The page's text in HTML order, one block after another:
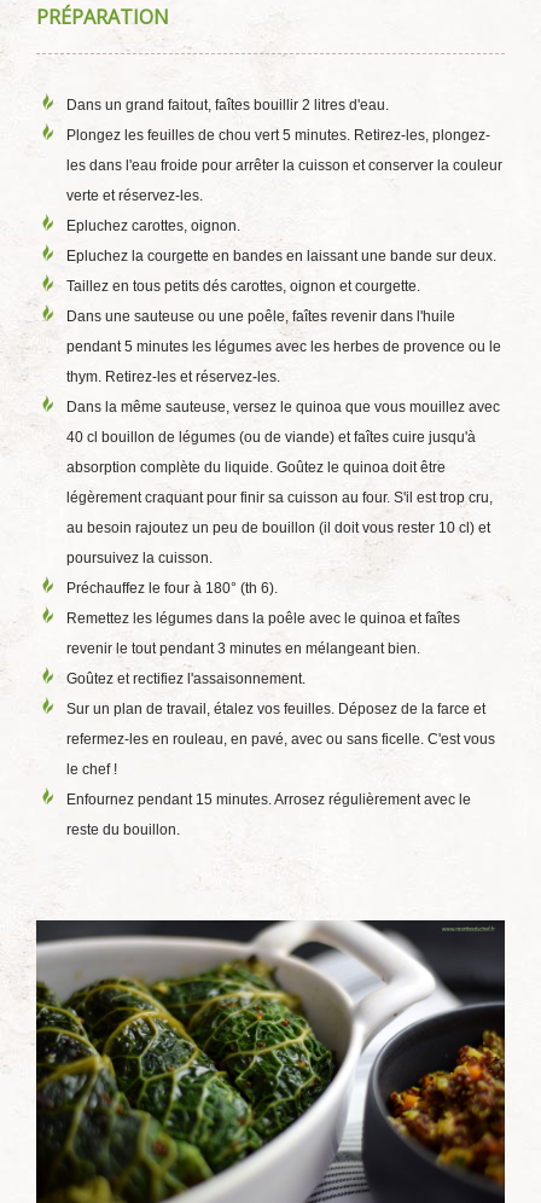
PRÉPARATION
Dans un grand faitout, faîtes bouillir 2 litres d'eau.
Plongez les feuilles de chou vert 5 minutes. Retirez-les, plongez-
les dans l'eau froide pour arrêter la cuisson et conserver la couleur
verte et réservez-les.
Epluchez carottes, oignon.
Epluchez la courgette en bandes en laissant une bande sur deux.
Taillez en tous petits dés carottes, oignon et courgette.
Dans une sauteuse ou une poêle, faîtes revenir dans l'huile
pendant 5 minutes les légumes avec les herbes de provence ou le
thym. Retirez-les et réservez-les.
Dans la même sauteuse, versez le quinoa que vous mouillez avec
40 cl bouillon de légumes (ou de viande) et faîtes cuire jusqu'à
absorption complète du liquide. Goûtez le quinoa doit être
légèrement craquant pour finir sa cuisson au four. S'il est trop cru,
au besoin rajoutez un peu de bouillon (il doit vous rester 10 cl) et
poursuivez la cuisson.
Préchauffez le four à 180° (th 6).
Remettez les légumes dans la poêle avec le quinoa et faîtes
revenir le tout pendant 3 minutes en mélangeant bien.
Goûtez et rectifiez l'assaisonnement.
Sur un plan de travail, étalez vos feuilles. Déposez de la farce et
refermez-les en rouleau, en pavé, avec ou sans ficelle. C'est vous
le chef !
Enfournez pendant 15 minutes. Arrosez régulièrement avec le
reste du bouillon.